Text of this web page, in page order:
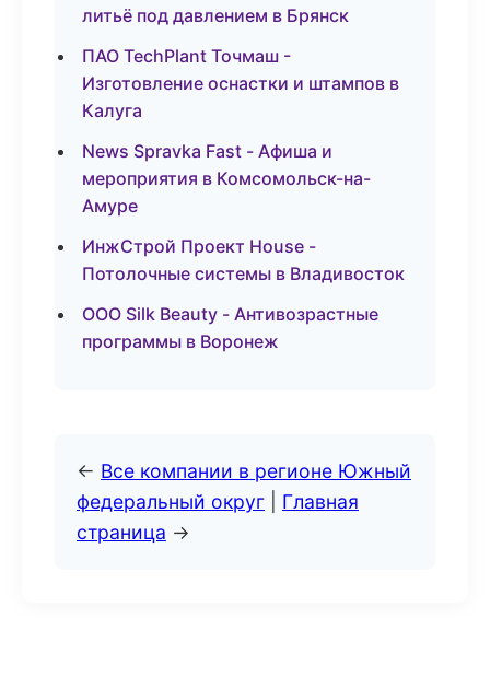
литьё под давлением в Брянск
ПАО TechPlant Точмаш -
Изготовление оснастки и штампов в
Калуга
News Spravka Fast - Афиша и
мероприятия в Комсомольск-на-
Амуре
ИнжСтрой Проект House -
Потолочные системы в Владивосток
ООО Silk Beauty - Антивозрастные
программы в Воронеж
← Все компании в регионе Южный
федеральный округ
Главная
страница →